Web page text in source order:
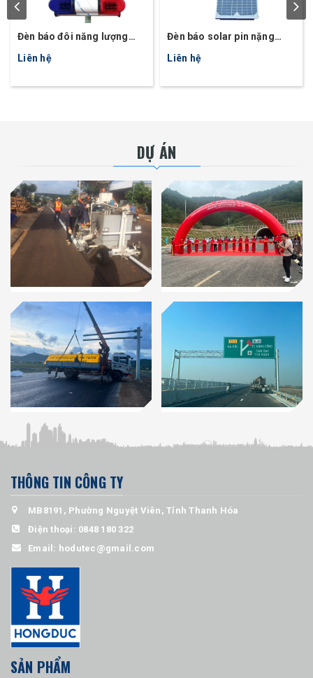
Đèn báo đôi năng lượng
mặt trời
Liên hệ
Đèn báo solar pin nặng
lượng mặt trời
Liên hệ
DỰ ÁN
THÔNG TIN CÔNG TY
MB8191, Phường Nguyệt Viên, Tỉnh Thanh Hóa
Điện thoại: 0848 180 322
Email: hodutec@gmail.com
SẢN PHẨM